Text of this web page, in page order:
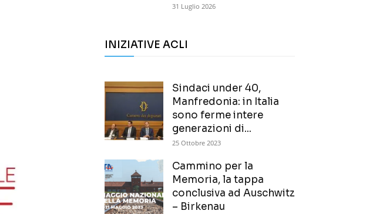
31 Luglio 2026
INIZIATIVE ACLI
Sindaci under 40,
Manfredonia: in Italia
sono ferme intere
generazioni di...
25 Ottobre 2023
Cammino per la
Memoria, la tappa
conclusiva ad Auschwitz
– Birkenau